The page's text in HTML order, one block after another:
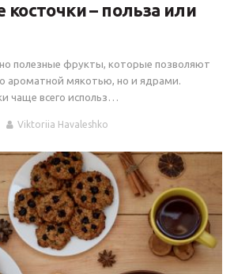
– польза или
полезные фрукты, которые позволяют
ароматной мякотью, но и ядрами.
чаще всего использ…
Viktoriia Havaleshko